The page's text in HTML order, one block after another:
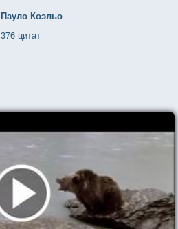
Пауло Коэльо
376 цитат